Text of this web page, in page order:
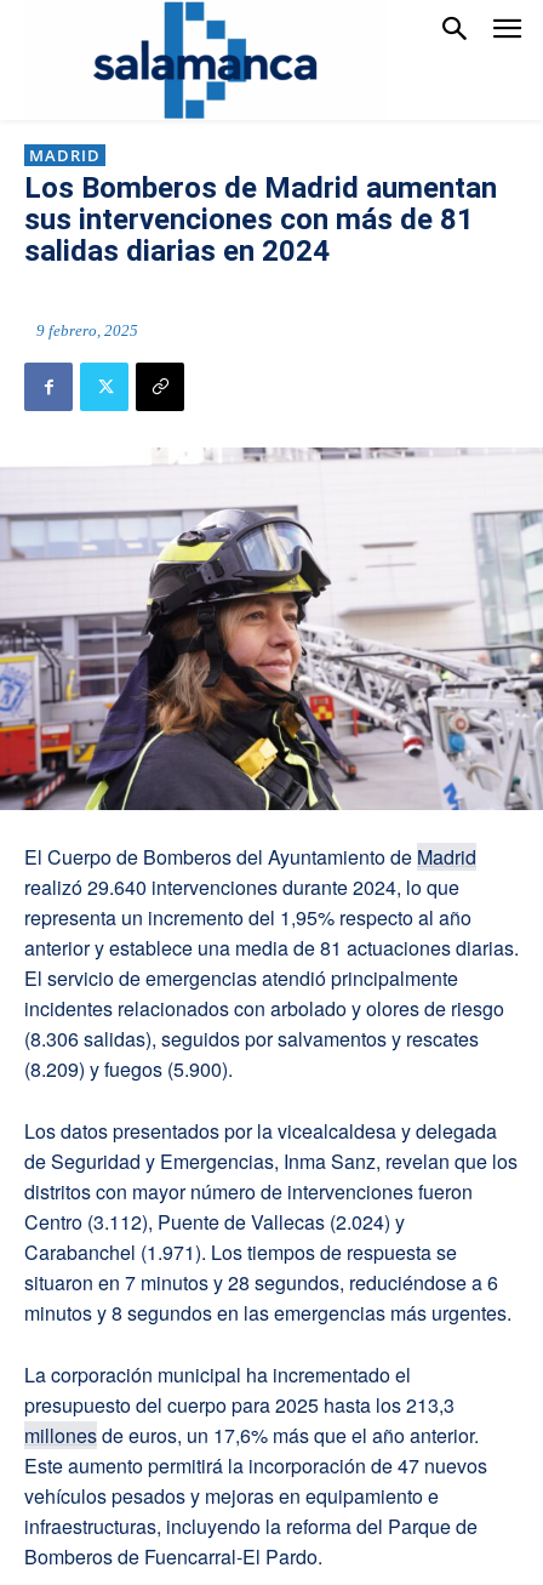
MADRID
Los Bomberos de Madrid aumentan
sus intervenciones con más de 81
salidas diarias en 2024
9 febrero, 2025
El Cuerpo de Bomberos del Ayuntamiento de Madrid
realizó 29.640 intervenciones durante 2024, lo que
representa un incremento del 1,95% respecto al año
anterior y establece una media de 81 actuaciones diarias.
El servicio de emergencias atendió principalmente
incidentes relacionados con arbolado y olores de riesgo
(8.306 salidas), seguidos por salvamentos y rescates
(8.209) y fuegos (5.900).
Los datos presentados por la vicealcaldesa y delegada
de Seguridad y Emergencias, Inma Sanz, revelan que los
distritos con mayor número de intervenciones fueron
Centro (3.112), Puente de Vallecas (2.024) y
Carabanchel (1.971). Los tiempos de respuesta se
situaron en 7 minutos y 28 segundos, reduciéndose a 6
minutos y 8 segundos en las emergencias más urgentes.
La corporación municipal ha incrementado el
presupuesto del cuerpo para 2025 hasta los 213,3
millonesde euros, un 17,6% más que el año anterior.
Este aumento permitirá la incorporación de 47 nuevos
vehículos pesados y mejoras en equipamiento e
infraestructuras, incluyendo la reforma del Parque de
Bomberos de Fuencarral-El Pardo.